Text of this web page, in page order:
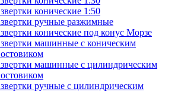
конические 1:50
ручные разжимные
конические под конус Морзе
машинные с коническим
машинные с цилиндрическим
ручные с цилиндрическим